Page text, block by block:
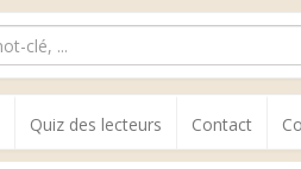
Quiz des lecteurs Contact